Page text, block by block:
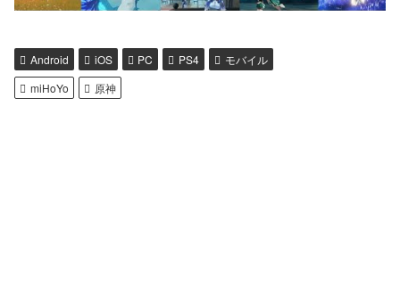
Android iOS PC PS4
モバイル
miHoYo
原神